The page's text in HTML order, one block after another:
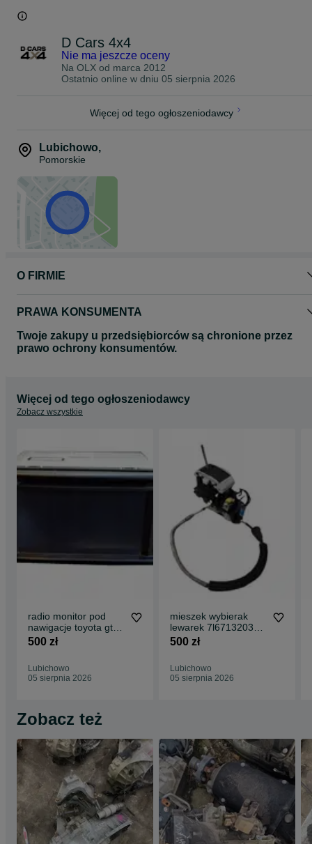
D Cars 4x4
Nie ma jeszcze oceny
Na OLX od marca 2012
Ostatnio online w dniu 05 sierpnia 2026
Więcej od tego ogłoszeniodawcy
Lubichowo,
Pomorskie
O FIRMIE
PRAWA KONSUMENTA
Twoje zakupy u przedsiębiorców są chronione przez
prawo ochrony konsumentów.
Więcej od tego ogłoszeniodawcy
Zobacz wszystkie
radio monitor pod
nawigacje toyota gt86
subaru brz scion 12-
500 zł
Lubichowo
05 sierpnia 2026
mieszek wybierak
lewarek 7l6713203d
vw touareg q7
500 zł
Lubichowo
05 sierpnia 2026
Zobacz też